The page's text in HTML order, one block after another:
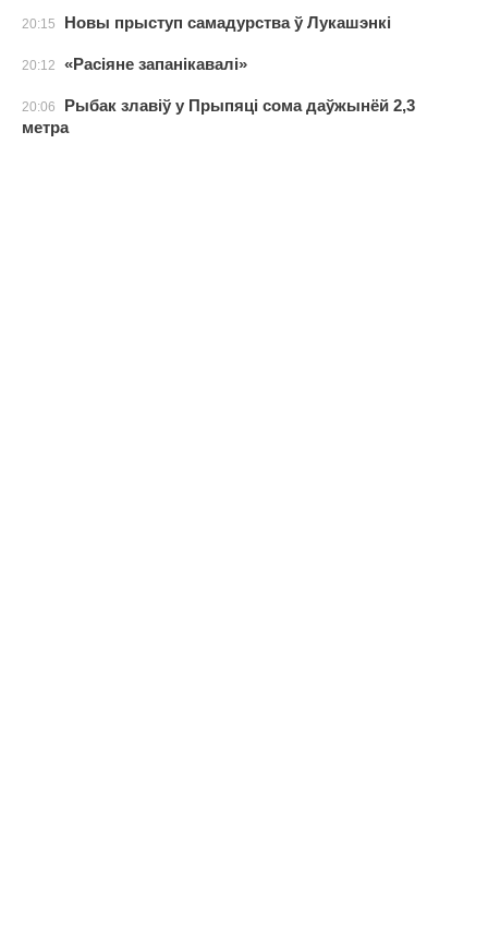
20:15 Новы прыступ самадурства ў Лукашэнкі
20:12 «Расіяне запанікавалі»
20:06
Рыбак злавіў у Прыпяці сома даўжынёй 2,3
метра